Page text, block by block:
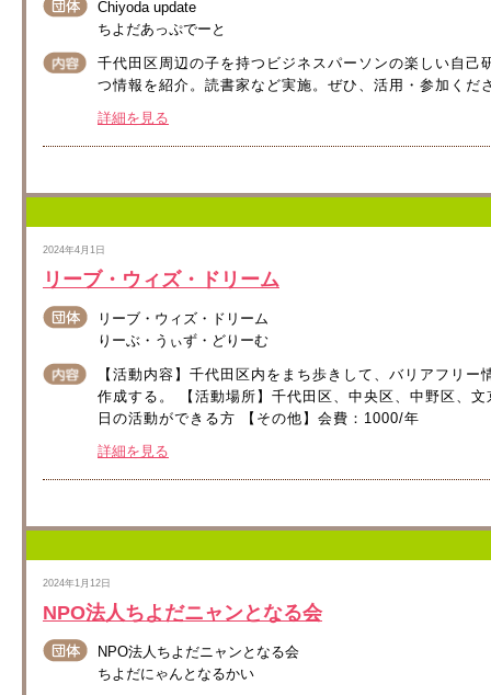
Chiyoda update
ちよだあっぷでーと
千代田区周辺の子を持つビジネスパーソンの楽しい自
つ情報を紹介。読書家など実施。ぜひ、活用・参加くだ
詳細を見る
2024年4月1日
リーブ・ウィズ・ドリーム
リーブ・ウィズ・ドリーム
りーぶ・うぃず・どりーむ
【活動内容】千代田区内をまち歩きして、バリアフリ
作成する。 【活動場所】千代田区、中央区、中野区、
日の活動ができる方 【その他】会費：1000/年
詳細を見る
2024年1月12日
NPO法人ちよだニャンとなる会
NPO法人ちよだニャンとなる会
ちよだにゃんとなるかい